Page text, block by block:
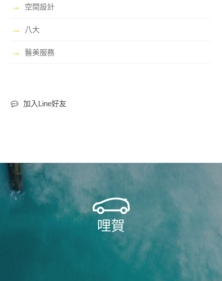
→ 空間設計
→ 八大
→ 醫美服務
加入Line好友
哩賀